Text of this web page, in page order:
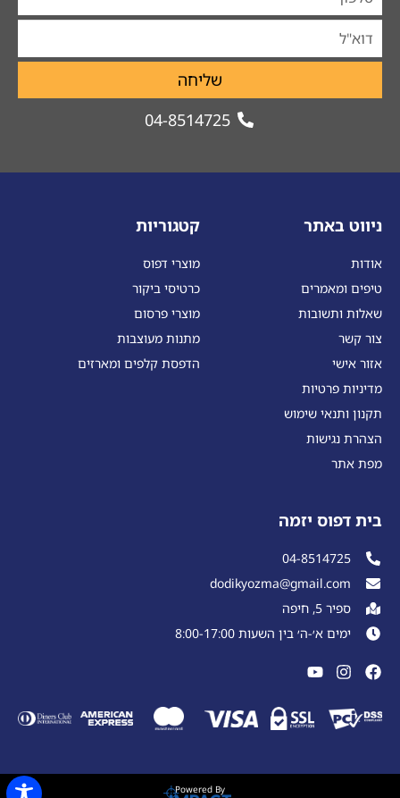
שליחה
04-8514725
ניווט באתר
אודות
טיפים ומאמרים
שאלות ותשובות
צור קשר
אזור אישי
מדיניות פרטיות
תקנון ותנאי שימוש
הצהרת נגישות
מפת אתר
קטגוריות
מוצרי דפוס
כרטיסי ביקור
מוצרי פרסום
מתנות מעוצבות
הדפסת קלפים ומארזים
בית דפוס יזמה
04-8514725
dodikyozma@gmail.com
ספיר 5, חיפה
ימים א׳-ה׳ בין השעות 8:00-17:00
Powered By